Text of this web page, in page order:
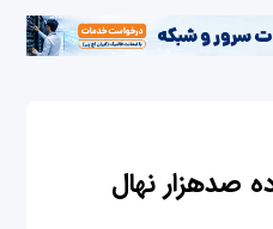
صدهزار نهال